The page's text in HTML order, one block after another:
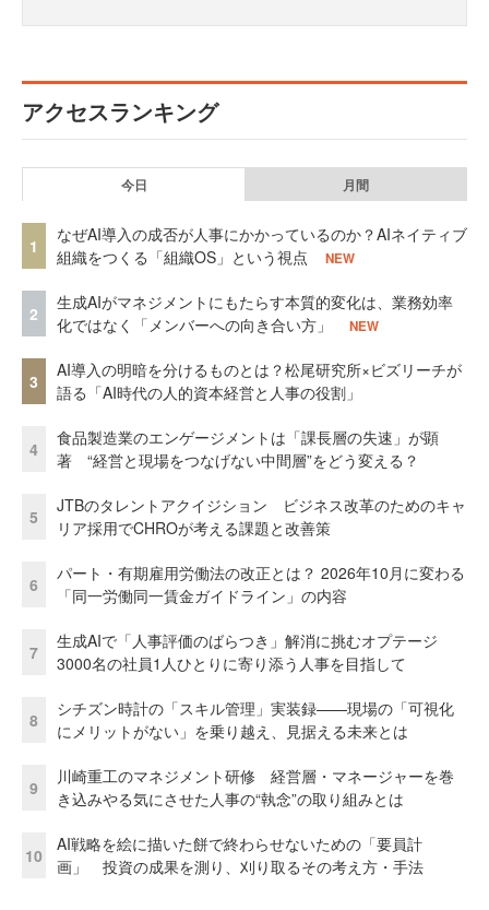
アクセスランキング
今日 月間
1
なぜAI導入の成否が人事にかかっているのか？AIネイティブ
組織をつくる「組織OS」という視点
NEW
2
生成AIがマネジメントにもたらす本質的変化は、業務効率
化ではなく「メンバーへの向き合い方」
NEW
3
AI導入の明暗を分けるものとは？松尾研究所×ビズリーチが
語る「AI時代の人的資本経営と人事の役割」
4
食品製造業のエンゲージメントは「課長層の失速」が顕
著 “経営と現場をつなげない中間層”をどう変える？
5
JTBのタレントアクイジション ビジネス改革のためのキャ
リア採用でCHROが考える課題と改善策
6
パート・有期雇用労働法の改正とは？ 2026年10月に変わる
「同一労働同一賃金ガイドライン」の内容
7
生成AIで「人事評価のばらつき」解消に挑むオプテージ
3000名の社員1人ひとりに寄り添う人事を目指して
8
シチズン時計の「スキル管理」実装録——現場の「可視化
にメリットがない」を乗り越え、見据える未来とは
9
川崎重工のマネジメント研修 経営層・マネージャーを巻
き込みやる気にさせた人事の“執念”の取り組みとは
10
AI戦略を絵に描いた餅で終わらせないための「要員計
画」 投資の成果を測り、刈り取るその考え方・手法